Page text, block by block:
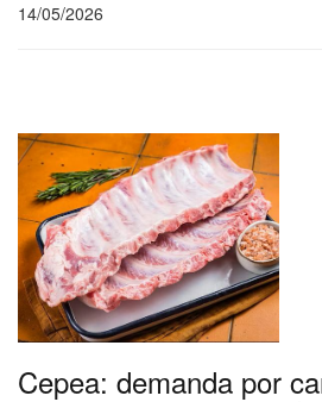
14/05/2026
Cepea: demanda por